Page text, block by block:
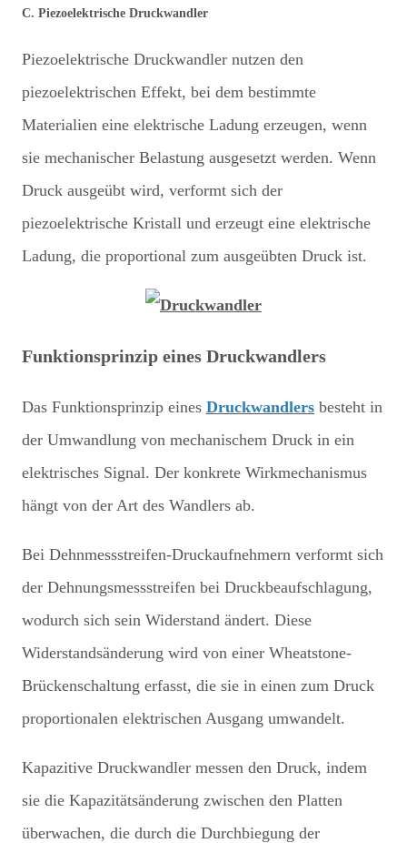
C. Piezoelektrische Druckwandler
Piezoelektrische Druckwandler nutzen den
piezoelektrischen Effekt, bei dem bestimmte
Materialien eine elektrische Ladung erzeugen, wenn
sie mechanischer Belastung ausgesetzt werden. Wenn
Druck ausgeübt wird, verformt sich der
piezoelektrische Kristall und erzeugt eine elektrische
Ladung, die proportional zum ausgeübten Druck ist.
Funktionsprinzip eines Druckwandlers
Das Funktionsprinzip eines Druckwandlers besteht in
der Umwandlung von mechanischem Druck in ein
elektrisches Signal. Der konkrete Wirkmechanismus
hängt von der Art des Wandlers ab.
Bei Dehnmessstreifen-Druckaufnehmern verformt sich
der Dehnungsmessstreifen bei Druckbeaufschlagung,
wodurch sich sein Widerstand ändert. Diese
Widerstandsänderung wird von einer Wheatstone-
Brückenschaltung erfasst, die sie in einen zum Druck
proportionalen elektrischen Ausgang umwandelt.
Kapazitive Druckwandler messen den Druck, indem
sie die Kapazitätsänderung zwischen den Platten
überwachen, die durch die Durchbiegung der